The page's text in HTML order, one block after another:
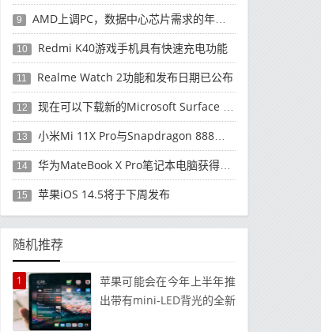
9 AMD上调PC，数据中心芯片需求的年度收入预测
10 Redmi K40游戏手机具有快速充电功能
11 Realme Watch 2功能和发布日期已公布
12 现在可以下载新的Microsoft Surface Duo更新
13 小米Mi 11X Pro与Snapdragon 888处理器一起发布
14 华为MateBook X Pro笔记本电脑获得全新升级
15 苹果iOS 14.5将于下周发布
随机推荐
1
苹果可能会在今年上半年推
出带有mini-LED背光的全新